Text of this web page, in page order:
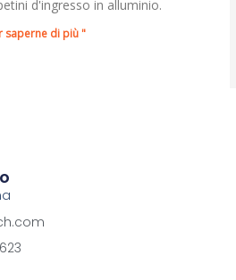
d'ingresso in alluminio.
saperne di più "